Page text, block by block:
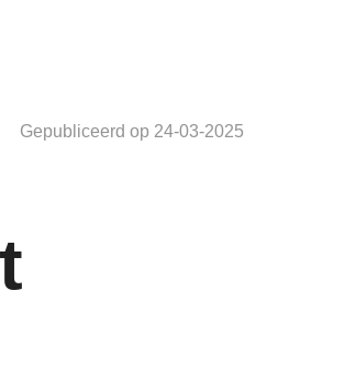
Gepubliceerd op 24-03-2025